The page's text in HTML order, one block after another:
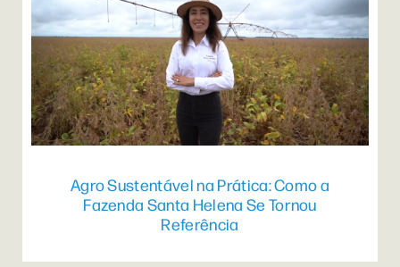
Agro Sustentável na Prática: Como a
Fazenda Santa Helena Se Tornou
Referência